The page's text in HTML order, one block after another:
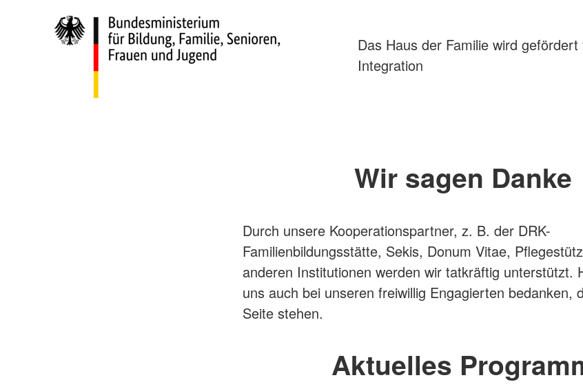
Das Haus der Familie wird
Integration
Wir sagen Danke
Durch unsere Kooperationspartner, z. B. der DRK-
Familienbildungsstätte, Sekis, Donum Vitae,
anderen Institutionen werden wir tatkräftig unterstützt.
uns auch bei unseren freiwillig Engagierten bedanken,
Seite stehen.
Aktuelles